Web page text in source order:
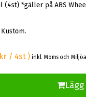
(4st) *gäller på ABS
kr / 4st )inkl. Moms och